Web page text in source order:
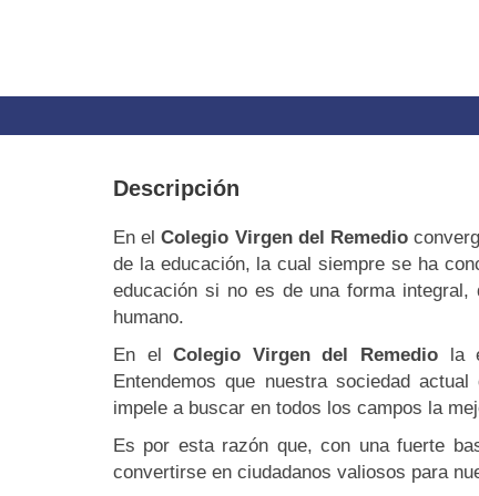
Descripción
En elColegio Virgen del Remedio
de la educación, la cual siempre se ha
educación si no es de una forma
humano.
En elColegio Virgen del Remedio la
Entendemos que nuestra sociedad
impele a buscar en todos los campos la
Es por esta razón que, con una fuerte
convertirse en ciudadanos valiosos para